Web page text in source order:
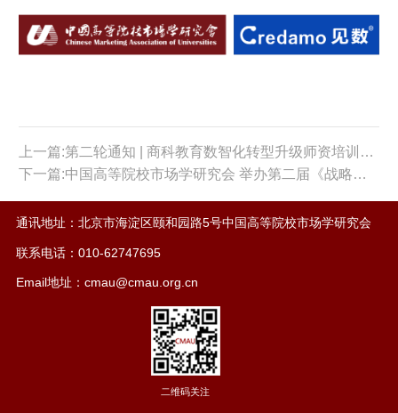
上一篇:第二轮通知 | 商科教育数智化转型升级师资培训，师资力量雄厚，欢迎报名参加！
下一篇:中国高等院校市场学研究会 举办第二届《战略品牌管理》课程师资在线培训
通讯地址：北京市海淀区颐和园路5号中国高等院校市场学研究会
联系电话：010-62747695
Email地址：cmau@cmau.org.cn
二维码关注